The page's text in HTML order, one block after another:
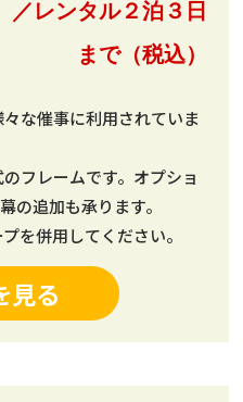
／レンタル２泊３日
まで（税込）
な催事に利用されていま
フレームです。オプショ
の追加も承ります。
を併用してください。
見る